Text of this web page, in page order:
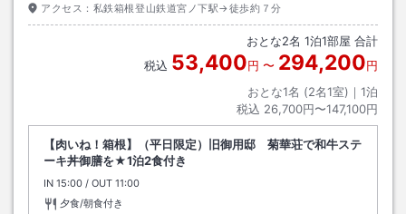
アクセス： 私鉄箱根登山鉄道宮ノ下駅→徒歩約７分
おとな2名 1泊1部屋 合計
税込 53,400円 〜 294,200円
おとな1名 (2名1室)｜ 1泊
税込 26,700円〜147,100円
【肉いね！箱根】（平日限定）旧御用邸 菊華荘で和牛ステ
ーキ丼御膳を★1泊2食付き
IN チェックイン
15:00 / OUT チェックアウト
11:00
夕食/朝食付き